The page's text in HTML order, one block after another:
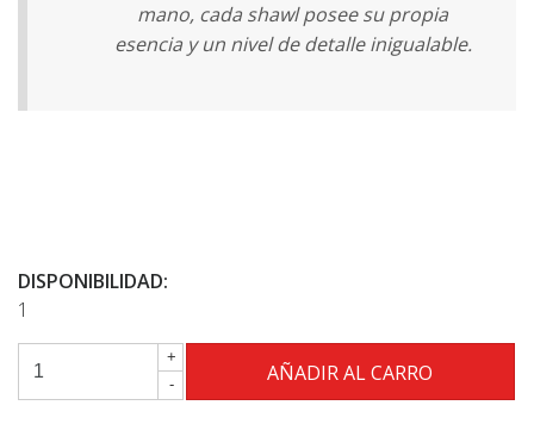
mano, cada shawl posee su propia
esencia y un nivel de detalle inigualable.
DISPONIBILIDAD:
1
+
-